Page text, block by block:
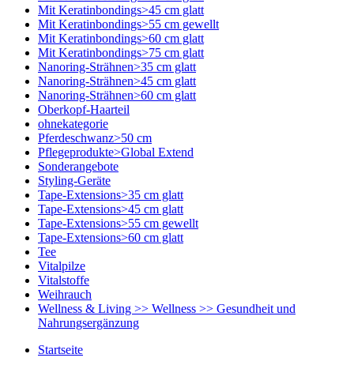
Mit Keratinbondings>45 cm glatt
Mit Keratinbondings>55 cm gewellt
Mit Keratinbondings>60 cm glatt
Mit Keratinbondings>75 cm glatt
Nanoring-Strähnen>35 cm glatt
Nanoring-Strähnen>45 cm glatt
Nanoring-Strähnen>60 cm glatt
Oberkopf-Haarteil
ohnekategorie
Pferdeschwanz>50 cm
Pflegeprodukte>Global Extend
Sonderangebote
Styling-Geräte
Tape-Extensions>35 cm glatt
Tape-Extensions>45 cm glatt
Tape-Extensions>55 cm gewellt
Tape-Extensions>60 cm glatt
Tee
Vitalpilze
Vitalstoffe
Weihrauch
Wellness & Living >> Wellness >> Gesundheit und
Nahrungsergänzung
Startseite